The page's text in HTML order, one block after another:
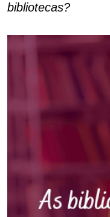
bibliotecas?